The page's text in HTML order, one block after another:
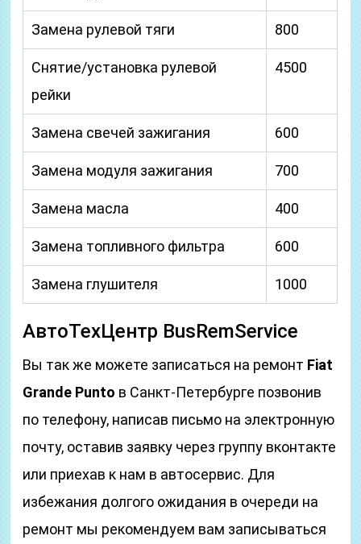
Замена рулевой тяги 800
Снятие/установка рулевой
рейки
4500
Замена свечей зажигания 600
Замена модуля зажигания 700
Замена масла 400
Замена топливного фильтра 600
Замена глушителя 1000
АвтоТехЦентр BusRemService
Вы так же можете записаться на ремонт Fiat
Grande Punto в Санкт-Петербурге позвонив
по телефону, написав письмо на электронную
почту, оставив заявку через группу вконтакте
или приехав к нам в автосервис. Для
избежания долгого ожидания в очереди на
ремонт мы рекомендуем вам записываться